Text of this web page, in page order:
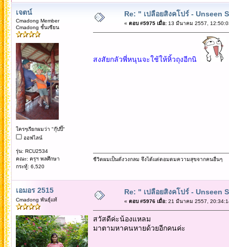
เจตน์
Cmadong Member
Cmadong ชั้นเซียน
ใครๆเรียกผมว่า "กุ๊ปปิ๊"
ออฟไลน์
รุ่น: RCU2534
คณะ: ครุฯ พลศึกษา
กระทู้: 6,520
Re: " เปลือยสิงคโปร์ - Unseen
« ตอบ #5975 เมื่อ:13 มีนาคม 2557,
สงสัยกลัวพี่หนุนจะใช้ให้หิ้วถุงอีกนิ
ชีวิตผมเป็นดั่งวงกลม จึงได้แต่ดอมดมความสุขจากคนอื่นๆ
เอมอร 2515
Cmadong พันธุ์แท้
Re: " เปลือยสิงคโปร์ - Unseen
« ตอบ #5976 เมื่อ:21 มีนาคม 2557,
สวัสดีค่ะน้องแหลม
มาตามหาคนหายด้วยอีกคนค่ะ